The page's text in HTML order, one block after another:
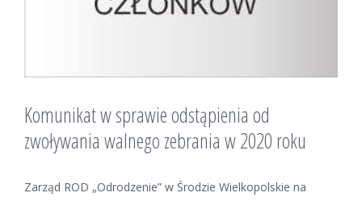
Komunikat w sprawie odstąpienia od
zwoływania walnego zebrania w 2020 roku
Zarząd ROD „Odrodzenie” w Środzie Wielkopolskie na